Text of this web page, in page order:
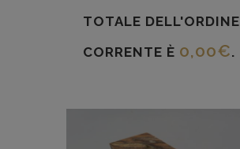
TOTALE DELL'ORDINE
CORRENTE È 0,00€.